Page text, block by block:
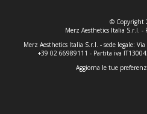
© Copyright
Merz Aesthetics Italia S.r.l. -
Merz Aesthetics Italia S.r.l. - sede legale:
+39 02 66989111 - Partita iva
Aggiorna le tue